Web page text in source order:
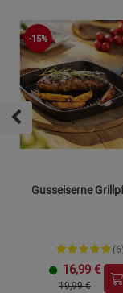
-15%
Gusseiserne
(6)
16,99 €
19,99 €